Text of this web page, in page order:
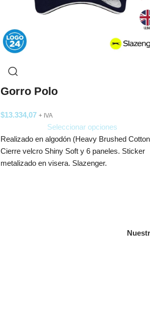
Gorro Polo
$13.334,07 + IVA
Seleccionar opciones
Realizado en algodón (Heavy Brushed
Cierre velcro Shiny Soft y 6 paneles. Sticker
metalizado en visera. Slazenger.